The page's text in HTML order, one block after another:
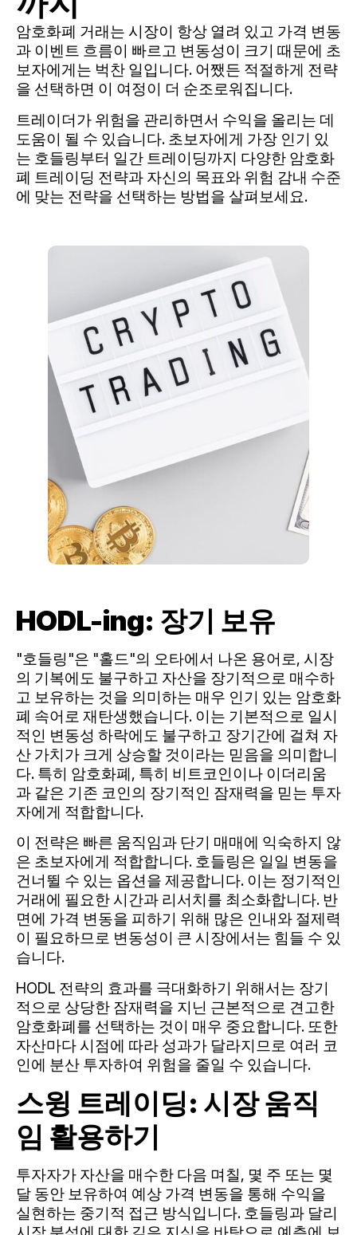
암호화폐 거래는 시장이 항상 열려 있고 가격 변동
과 이벤트 흐름이 빠르고 변동성이 크기 때문에 초
보자에게는 벅찬 일입니다. 어쨌든 적절하게 전략
을 선택하면 이 여정이 더 순조로워집니다.
트레이더가 위험을 관리하면서 수익을 올리는 데
도움이 될 수 있습니다. 초보자에게 가장 인기 있
는 호들링부터 일간 트레이딩까지 다양한 암호화
폐 트레이딩 전략과 자신의 목표와 위험 감내 수준
에 맞는 전략을 선택하는 방법을 살펴보세요.
HODL-ing: 장기 보유
"호들링"은 "홀드"의 오타에서 나온 용어로, 시장
의 기복에도 불구하고 자산을 장기적으로 매수하
고 보유하는 것을 의미하는 매우 인기 있는 암호화
폐 속어로 재탄생했습니다. 이는 기본적으로 일시
적인 변동성 하락에도 불구하고 장기간에 걸쳐 자
산 가치가 크게 상승할 것이라는 믿음을 의미합니
다. 특히 암호화폐, 특히 비트코인이나 이더리움
과 같은 기존 코인의 장기적인 잠재력을 믿는 투자
자에게 적합합니다.
이 전략은 빠른 움직임과 단기 매매에 익숙하지 않
은 초보자에게 적합합니다. 호들링은 일일 변동을
건너뛸 수 있는 옵션을 제공합니다. 이는 정기적인
거래에 필요한 시간과 리서치를 최소화합니다. 반
면에 가격 변동을 피하기 위해 많은 인내와 절제력
이 필요하므로 변동성이 큰 시장에서는 힘들 수 있
습니다.
HODL 전략의 효과를 극대화하기 위해서는 장기
적으로 상당한 잠재력을 지닌 근본적으로 견고한
암호화폐를 선택하는 것이 매우 중요합니다. 또한
자산마다 시점에 따라 성과가 달라지므로 여러 코
인에 분산 투자하여 위험을 줄일 수 있습니다.
스윙 트레이딩: 시장 움직
임 활용하기
투자자가 자산을 매수한 다음 며칠, 몇 주 또는 몇
달 동안 보유하여 예상 가격 변동을 통해 수익을
실현하는 중기적 접근 방식입니다. 호들링과 달리